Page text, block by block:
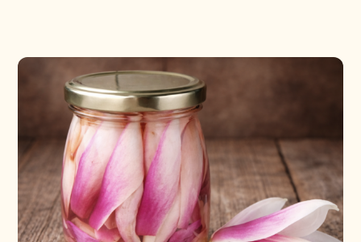
Aromatiques & Comestibles
Fleurs, Prairies, Engrais verts
Accesoires de Jardinage
Jardinage au naturel
Découvertes végétales
Plantes & Gastronomie
Bricolage & Inspirations
Notre philosophie
Ateliers & Evènements
Visitez notre magasin